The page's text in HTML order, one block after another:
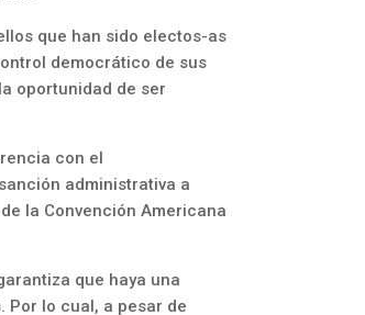
que han sido electos-as
democrático de sus
oportunidad de ser
con el
administrativa a
la Convención Americana
que haya una
lo cual, a pesar de